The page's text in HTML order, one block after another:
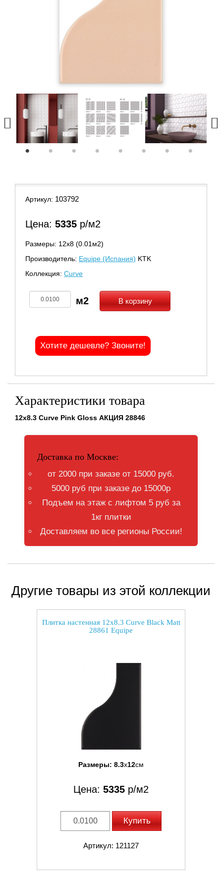
Артикул: 103792
Цена: 5335 р/м2
Размеры: 12х8 (0.01м2)
Производитель: Equipe (Испания) KTK
Коллекция: Curve
В корзину
Хотите дешевле? Звоните!
Характеристики товара
12x8.3 Curve Pink Gloss АКЦИЯ 28846
Доставка по Москве:
от 2000 при заказе от 15000 руб.
5000 руб при заказе до 15000р
Подъем на этаж с лифтом 5 руб за
1кг плитки
Доставляем во все регионы России!
Другие товары из этой коллекции
Плитка настенная 12x8.3 Curve Black Matt
28861 Equipe
Размеры: 8.3x12см
Цена: 5335 р/м2
Купить
Артикул: 121127